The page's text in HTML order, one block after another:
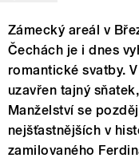
Zámecký areál v
Čechách je i dnes
romantické svatby.
uzavřen tajný
Manželství se
nejšťastnějších v
zamilovaného